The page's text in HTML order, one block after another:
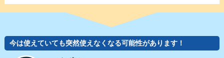
今は使えていても突然使えなくなる可能性があります！